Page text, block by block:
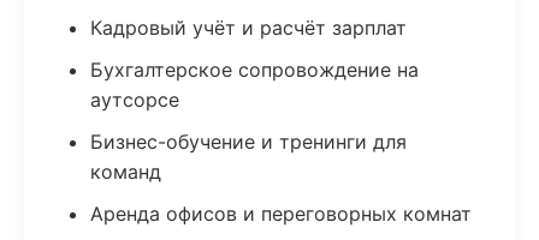
Кадровый учёт и расчёт зарплат
Бухгалтерское сопровождение на
аутсорсе
Бизнес-обучение и тренинги для
команд
Аренда офисов и переговорных комнат